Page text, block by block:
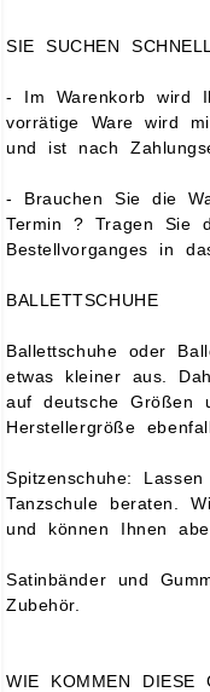
SIE SUCHEN
- Im Warenkorb wird
vorrätige Ware wird
und ist nach
- Brauchen Sie die
Termin ? Tragen Sie
Bestellvorganges in
BALLETTSCHUHE
Ballettschuhe oder
etwas kleiner aus.
auf deutsche Größen
Herstellergröße
Spitzenschuhe:
Tanzschule beraten.
und können Ihnen
Satinbänder und
Zubehör.
WIE KOMMEN DIESE